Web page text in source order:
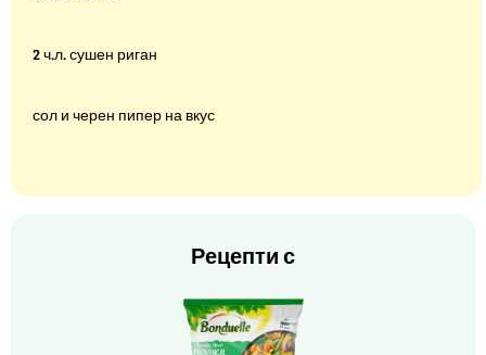
2 ч.л. сушен риган
сол и черен пипер на вкус
Рецепти с